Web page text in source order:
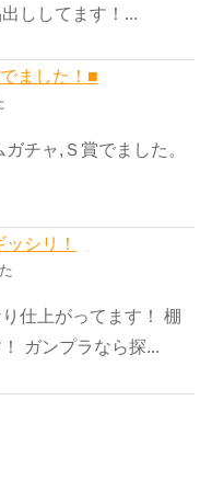
ししてます！...
ました！■
チャ,Ｓ賞でました。
シリ！
仕上がってます！ 棚
ガンプラなら探...